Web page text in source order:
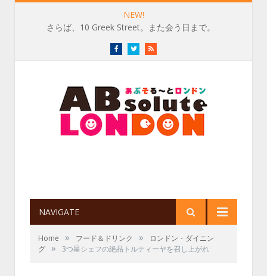
NEW!
さらば、10 Greek Street。また会う日まで。
FacebookTwitterRSS
NAVIGATE
Home » フード＆ドリンク »
ロンドン・ダイニン
グ » 3つ星シェフの絶品トルティーヤを召し上がれ